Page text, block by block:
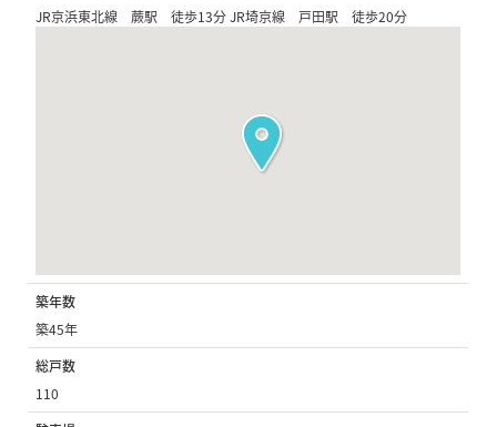
JR京浜東北線 蕨駅 徒歩13分 JR埼京線 戸田駅 徒歩20分
築年数
築45年
総戸数
110